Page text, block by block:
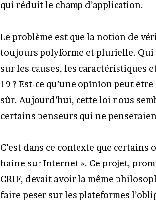
qui réduit le champ d’application.
Le problème est que la notion de
toujours polyforme et plurielle. Qui
sur les causes, les caractéristiques
19 ? Est-ce qu’une opinion peut
sûr. Aujourd’hui, cette loi nous
certains penseurs qui ne
C’est dans ce contexte que
haine sur Internet ». Ce projet,
CRIF, devait avoir la même
faire peser sur les plateformes